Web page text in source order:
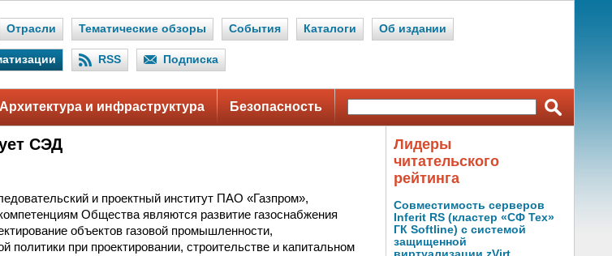
Отрасли Тематические обзоры События Каталоги Об издании
RSS Подписка
Архитектура и инфраструктура Безопасность
СЭД
и проектный институт ПАО «Газпром»,
Общества являются развитие газоснабжения
объектов газовой промышленности,
политики при проектировании, строительстве и капитальном
Лидеры
читательского
рейтинга
Совместимость серверов
Inferit RS (кластер «СФ Тех»
ГК Softline) с системой
защищенной